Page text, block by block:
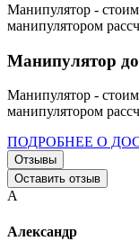
Манипулятор -
манипулятором
Манипулятор
Манипулятор -
манипулятором
ПОДРОБНЕЕ О
Отзывы
Оставить отзыв
А
Александр